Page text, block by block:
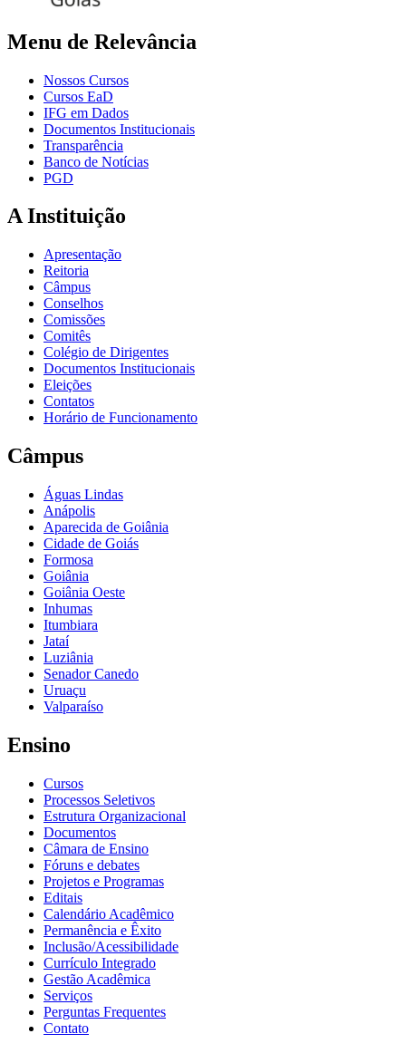
Menu de Relevância
Nossos Cursos
Cursos EaD
IFG em Dados
Documentos Institucionais
Transparência
Banco de Notícias
PGD
A Instituição
Apresentação
Reitoria
Câmpus
Conselhos
Comissões
Comitês
Colégio de Dirigentes
Documentos Institucionais
Eleições
Contatos
Horário de Funcionamento
Câmpus
Águas Lindas
Anápolis
Aparecida de Goiânia
Cidade de Goiás
Formosa
Goiânia
Goiânia Oeste
Inhumas
Itumbiara
Jataí
Luziânia
Senador Canedo
Uruaçu
Valparaíso
Ensino
Cursos
Processos Seletivos
Estrutura Organizacional
Documentos
Câmara de Ensino
Fóruns e debates
Projetos e Programas
Editais
Calendário Acadêmico
Permanência e Êxito
Inclusão/Acessibilidade
Currículo Integrado
Gestão Acadêmica
Serviços
Perguntas Frequentes
Contato